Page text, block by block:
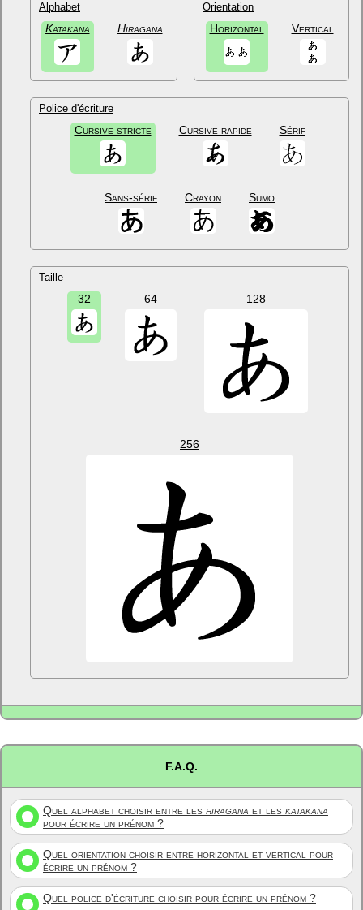
Alphabet
Katakana Hiragana
Orientation
Horizontal Vertical
Police d'écriture
Cursive stricte Cursive rapide Sérif
Sans-sérif Crayon Sumo
Taille
32 64 128
256
F.A.Q.
Quel alphabet choisir entre les hiragana et les katakana
pour écrire un prénom ?
Quel orientation choisir entre horizontal et vertical pour
écrire un prénom ?
Quel police d'écriture choisir pour écrire un prénom ?